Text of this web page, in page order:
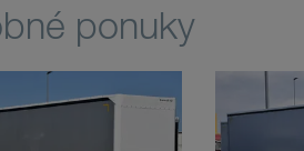
ponuky